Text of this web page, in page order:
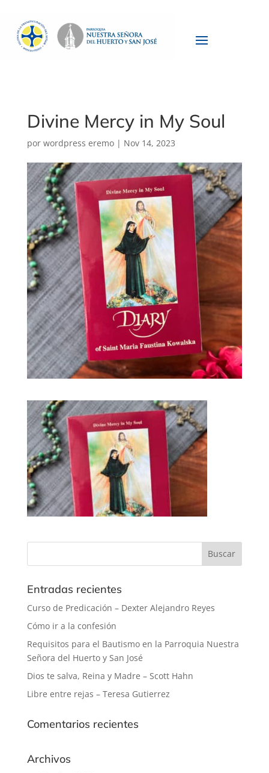
Divine Mercy in My Soul
por wordpress eremo| Nov 14, 2023
Entradas recientes
Curso de Predicación – Dexter Alejandro Reyes
Cómo ir a la confesión
Requisitos para el Bautismo en la Parroquia Nuestra
Señora del Huerto y San José
Dios te salva, Reina y Madre – Scott Hahn
Libre entre rejas – Teresa Gutierrez
Comentarios recientes
Archivos